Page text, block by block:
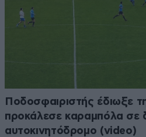
Ποδοσφαιριστής έδιωξε
προκάλεσε καραμπόλα σε
αυτοκινητόδρομο (video)